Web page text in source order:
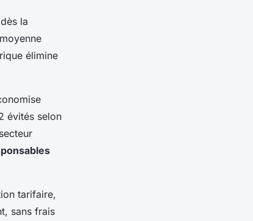
dès la
élimine
évités selon
tarifaire,
sans frais